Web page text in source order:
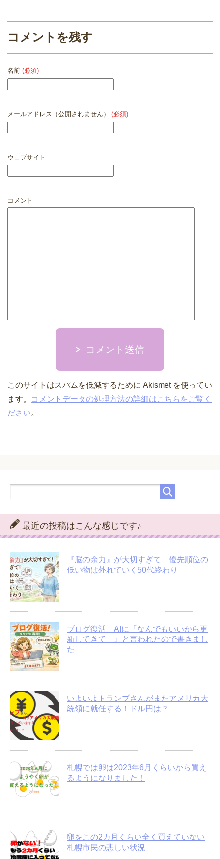
コメントを残す
名前 (必須)
メールアドレス（公開されません） (必須)
ウェブサイト
コメント
コメント送信
このサイトはスパムを低減するために Akismet を使ってい
ます。
コメントデータの処理方法の詳細はこちらをご覧く
ださい。
最近の投稿はこんな感じです♪
『脳の余力』が大切すぎて！優先順位の
低い物は外れていく50代終わり
ブログ復活！AIに『なんでもいいから更
新してきて！』と言われたので書きまし
た
いよいよトランプさんがまたアメリカ大
統領に就任する！ドル円は？
札幌では卵は2023年6月くらいから買え
るようになりました！
卵をこの2カ月くらい全く買えていない
札幌市民の悲しい状況